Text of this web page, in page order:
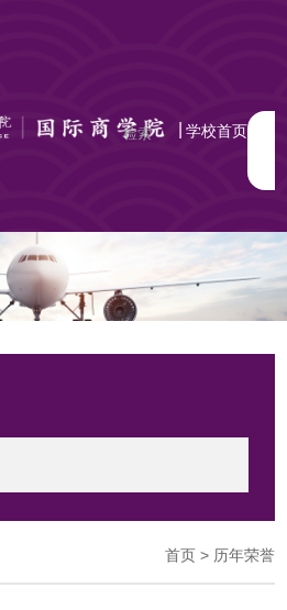
学校首页
首页> 历年荣誉